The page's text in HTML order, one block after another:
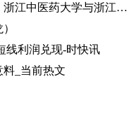
【环球新视野】互帮互学粽香飘！浙江中医药大学与浙江商职院国际学生共度端午
线利润兑现-时快讯
_当前热文